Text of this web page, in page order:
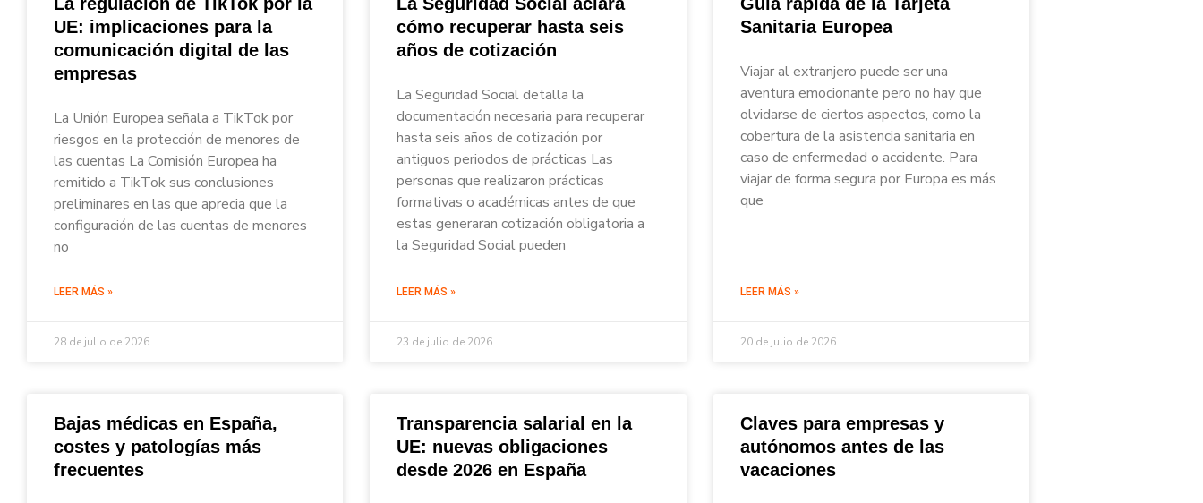
UE: implicaciones para la
comunicación digital de las
empresas
La Unión Europea señala a TikTok por
riesgos en la protección de menores de
las cuentas La Comisión Europea ha
remitido a TikTok sus conclusiones
preliminares en las que aprecia que la
configuración de las cuentas de menores
no
LEER MÁS »
28 de julio de 2026
cómo recuperar hasta seis
años de cotización
La Seguridad Social detalla la
documentación necesaria para recuperar
hasta seis años de cotización por
antiguos periodos de prácticas Las
personas que realizaron prácticas
formativas o académicas antes de que
estas generaran cotización obligatoria a
la Seguridad Social pueden
LEER MÁS »
23 de julio de 2026
Sanitaria Europea
Viajar al extranjero puede ser una
aventura emocionante pero no hay que
olvidarse de ciertos aspectos, como la
cobertura de la asistencia sanitaria en
caso de enfermedad o accidente. Para
viajar de forma segura por Europa es más
que
LEER MÁS »
20 de julio de 2026
Bajas médicas en España,
costes y patologías más
frecuentes
Transparencia salarial en la
UE: nuevas obligaciones
desde 2026 en España
Claves para empresas y
autónomos antes de las
vacaciones